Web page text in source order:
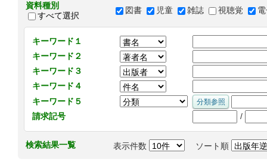
資料種別
すべて選択
図書 児童 雑誌 視聴覚
キーワード１
キーワード２
キーワード３
キーワード４
キーワード５
請求記号
/
検索結果一覧 表示件数 ソート順